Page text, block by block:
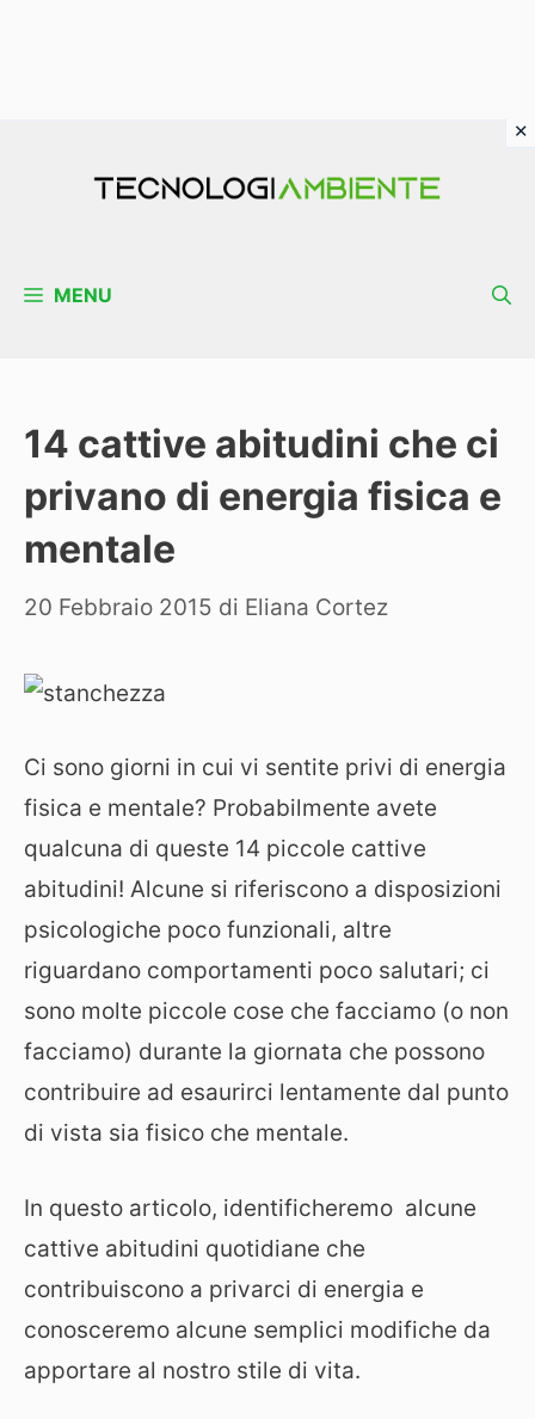
MENU
14 cattive abitudini che ci
privano di energia fisica e
mentale
20 Febbraio 2015 di Eliana Cortez
Ci sono giorni in cui vi sentite privi di energia
fisica e mentale? Probabilmente avete
qualcuna di queste 14 piccole cattive
abitudini! Alcune si riferiscono a disposizioni
psicologiche poco funzionali, altre
riguardano comportamenti poco salutari; ci
sono molte piccole cose che facciamo (o non
facciamo) durante la giornata che possono
contribuire ad esaurirci lentamente dal punto
di vista sia fisico che mentale.
In questo articolo, identificheremo alcune
cattive abitudini quotidiane che
contribuiscono a privarci di energia e
conosceremo alcune semplici modifiche da
apportare al nostro stile di vita.